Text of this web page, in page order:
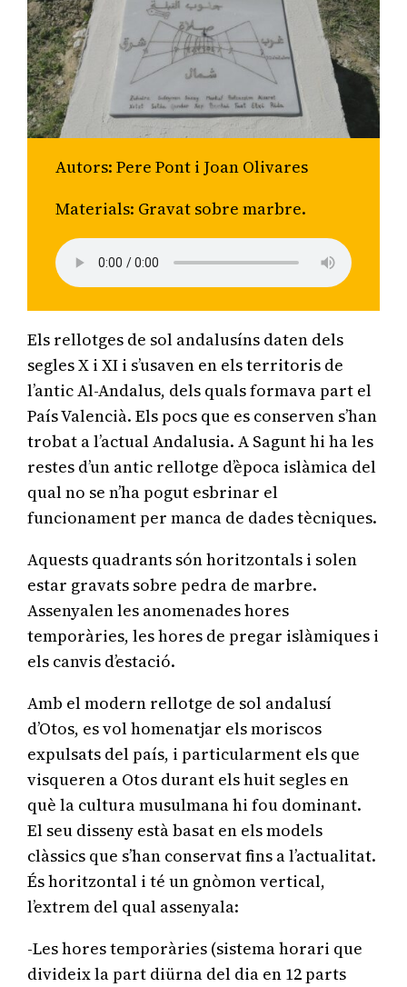
a
Autors: Pere Pont i Joan Olivares
Materials: Gravat sobre marbre.
Els rellotges de sol andalusíns daten dels
segles X i XI i s’usaven en els territoris de
l’antic Al-Andalus, dels quals formava part el
País Valencià. Els pocs que es conserven s’han
trobat a l’actual Andalusia. A Sagunt hi ha les
restes d’un antic rellotge d’època islàmica del
qual no se n’ha pogut esbrinar el
funcionament per manca de dades tècniques.
Aquests quadrants són horitzontals i solen
estar gravats sobre pedra de marbre.
Assenyalen les anomenades hores
temporàries, les hores de pregar islàmiques i
els canvis d’estació.
Amb el modern rellotge de sol andalusí
d’Otos, es vol homenatjar els moriscos
expulsats del país, i particularment els que
visqueren a Otos durant els huit segles en
què la cultura musulmana hi fou dominant.
El seu disseny està basat en els models
clàssics que s’han conservat fins a l’actualitat.
És horitzontal i té un gnòmon vertical,
l’extrem del qual assenyala:
-Les hores temporàries (sistema horari que
divideix la part diürna del dia en 12 parts